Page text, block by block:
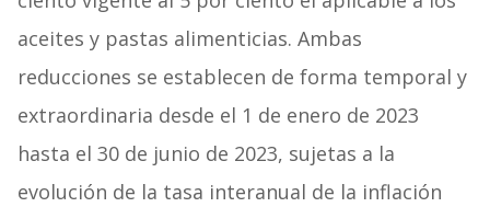
aceites y pastas alimenticias. Ambas
reducciones se establecen de forma temporal y
extraordinaria desde el 1 de enero de 2023
hasta el 30 de junio de 2023, sujetas a la
evolución de la tasa interanual de la inflación